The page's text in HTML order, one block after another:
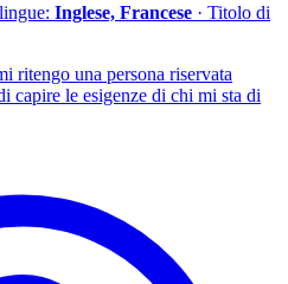
Inglese, Francese · Titolo di
ritengo una persona riservata
capire le esigenze di chi mi sta di